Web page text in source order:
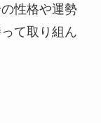
性格や運勢
て取り組ん